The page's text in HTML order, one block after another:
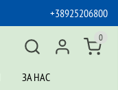
+38925206800
ЗА НАС
0